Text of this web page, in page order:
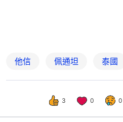
他信 佩通坦 泰國
3 0 0